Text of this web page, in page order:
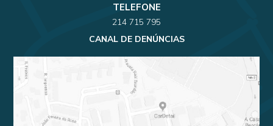
TELEFONE
214 715 795
CANAL DE DENÚNCIAS